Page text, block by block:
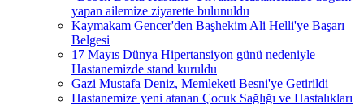
yapan ailemize ziyarette bulunuldu
Kaymakam Gencer'den Başhekim Ali Helli'ye Başarı
Belgesi
17 Mayıs Dünya Hipertansiyon günü nedeniyle
Hastanemizde stand kuruldu
Gazi Mustafa Deniz, Memleketi Besni'ye Getirildi
Hastanemize yeni atanan Çocuk Sağlığı ve Hastalıkları